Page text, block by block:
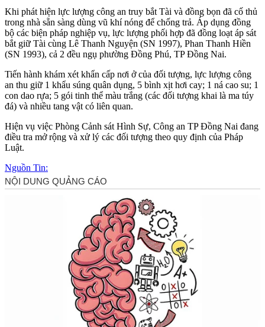
Khi phát hiện lực lượng công an truy bắt Tài và đồng bọn đã cố thủ
trong nhà sẵn sàng dùng vũ khí nóng để chống trả. Áp dụng đồng
bộ các biện pháp nghiệp vụ, lực lượng phối hợp đã đồng loạt áp sát
bắt giữ Tài cùng Lê Thanh Nguyện (SN 1997), Phan Thanh Hiền
(SN 1993), cả 2 đều ngụ phường Đồng Phú, TP Đồng Nai.
Tiến hành khám xét khẩn cấp nơi ở của đối tượng, lực lượng công
an thu giữ 1 khẩu súng quân dụng, 5 bình xịt hơ‌i ca‌y; 1 ná cao su; 1
con dao rựa; 5 gói tinh thể màu trắng (các đối tượng khai là m‌a tú‌y
đá) và nhiều tang vật có liên quan.
Hiện vụ việc Phòng Cảnh sát Hình Sự, Công an TP Đồng Nai đang
điều tra mở rộng và xử lý các đối tượng theo quy định của Pháp
Luật.
Nguồn Tin: